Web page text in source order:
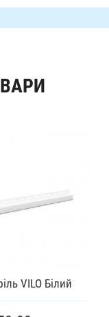
VILO Білий